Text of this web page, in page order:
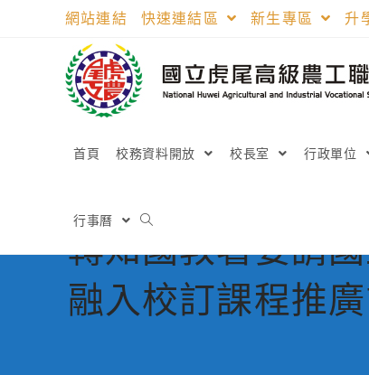
網站連結 快速連結區 新生專區 升
首頁 校務資料開放 校長室 行政單位
行事曆
轉知國教署委請
融入校訂課程推